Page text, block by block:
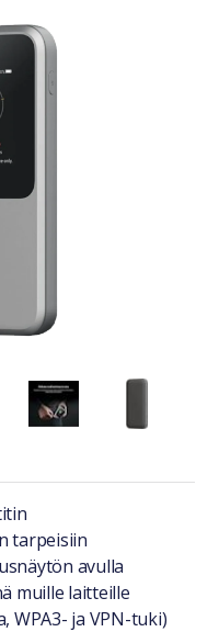
tarpeisiin
avulla
muille laitteille
WPA3- ja VPN-tuki)